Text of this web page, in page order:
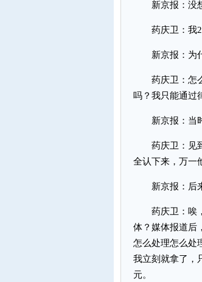
新京报：没想
药庆卫：我
新京报：为什
药庆卫：怎么
吗？我只能通过
新京报：当时
药庆卫：见到
全认下来，万一
新京报：后来
药庆卫：唉，
体？媒体报道后
怎么处理怎么处
我立刻就拿了，
元。